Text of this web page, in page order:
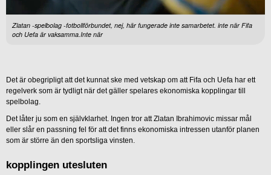
Zlatan -spelbolag -fotbollförbundet, nej, här fungerade inte samarbetet. inte när Fifa
och Uefa är vaksamma.Inte när
Det är obegripligt att det kunnat ske med vetskap om att Fifa och Uefa har ett
regelverk som är tydligt när det gäller spelares ekonomiska kopplingar till
spelbolag.
Det låter ju som en självklarhet. Ingen tror att Zlatan Ibrahimovic missar mål
eller slår en passning fel för att det finns ekonomiska intressen utanför planen
som är större än den sportsliga vinsten.
kopplingen utesluten